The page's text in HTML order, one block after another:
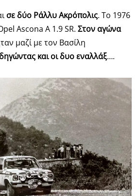
σε δύο Ράλλυ Ακρόπολις. Το 1976
Ascona Α 1.9 SR. Στον αγώνα
μαζί με τον Βασίλη
και οι δυο εναλλάξ….